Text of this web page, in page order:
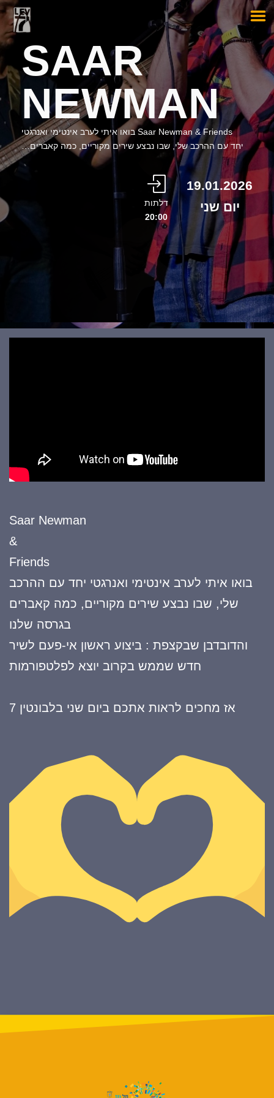
SAAR
NEWMAN
Saar Newman & Friends בואו איתי לערב אינטימי ואנרגטי
יחד עם ההרכב שלי, שבו נבצע שירים מקוריים, כמה קאברים…
19.01.2026
יום שני
דלתות
20:00
Saar Newman
&
Friends
בואו איתי לערב אינטימי ואנרגטי יחד עם ההרכב
שלי, שבו נבצע שירים מקוריים, כמה קאברים
בגרסה שלנו
והדובדבן שבקצפת : ביצוע ראשון אי-פעם לשיר
חדש שממש בקרוב יוצא לפלטפורמות
אז מחכים לראות אתכם ביום שני בלבונטין 7